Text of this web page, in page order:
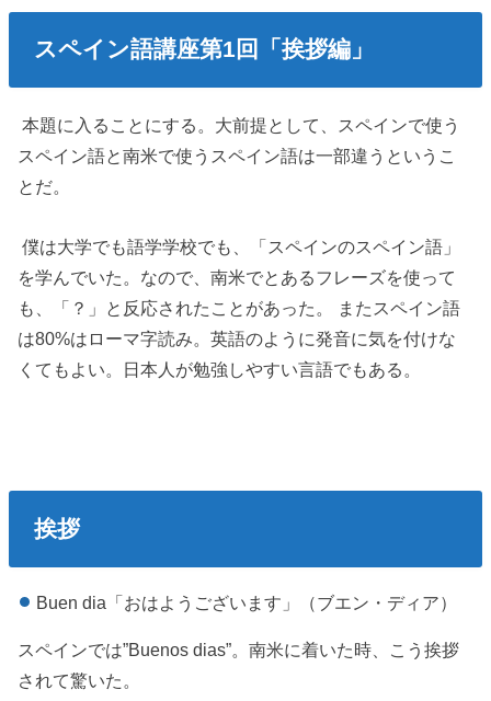
スペイン語講座第1回「挨拶編」
本題に入ることにする。大前提として、スペインで使う
スペイン語と南米で使うスペイン語は一部違うというこ
とだ。
僕は大学でも語学学校でも、「スペインのスペイン語」
を学んでいた。なので、南米でとあるフレーズを使って
も、「？」と反応されたことがあった。 またスペイン語
は80%はローマ字読み。英語のように発音に気を付けな
くてもよい。日本人が勉強しやすい言語でもある。
挨拶
Buen dia「おはようございます」（ブエン・ディア）
スペインでは”Buenos dias”。南米に着いた時、こう挨拶
されて驚いた。